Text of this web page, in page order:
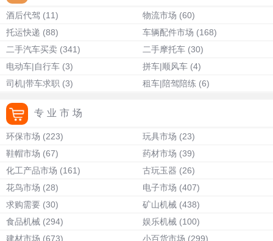
酒后代驾 (11) 物流市场 (60)
托运快递 (88) 车辆配件市场 (168)
二手汽车买卖 (341) 二手摩托车 (30)
电动车|自行车 (3) 拼车|顺风车 (4)
司机|带车求职 (3) 租车|陪驾陪练 (6)
专业市场
环保市场 (223) 玩具市场 (23)
鞋帽市场 (67) 药材市场 (39)
化工产品市场 (161) 古玩玉器 (26)
花鸟市场 (28) 电子市场 (407)
求购需要 (30) 矿山机械 (438)
食品机械 (294) 娱乐机械 (100)
建材市场 (673) 小百货市场 (299)